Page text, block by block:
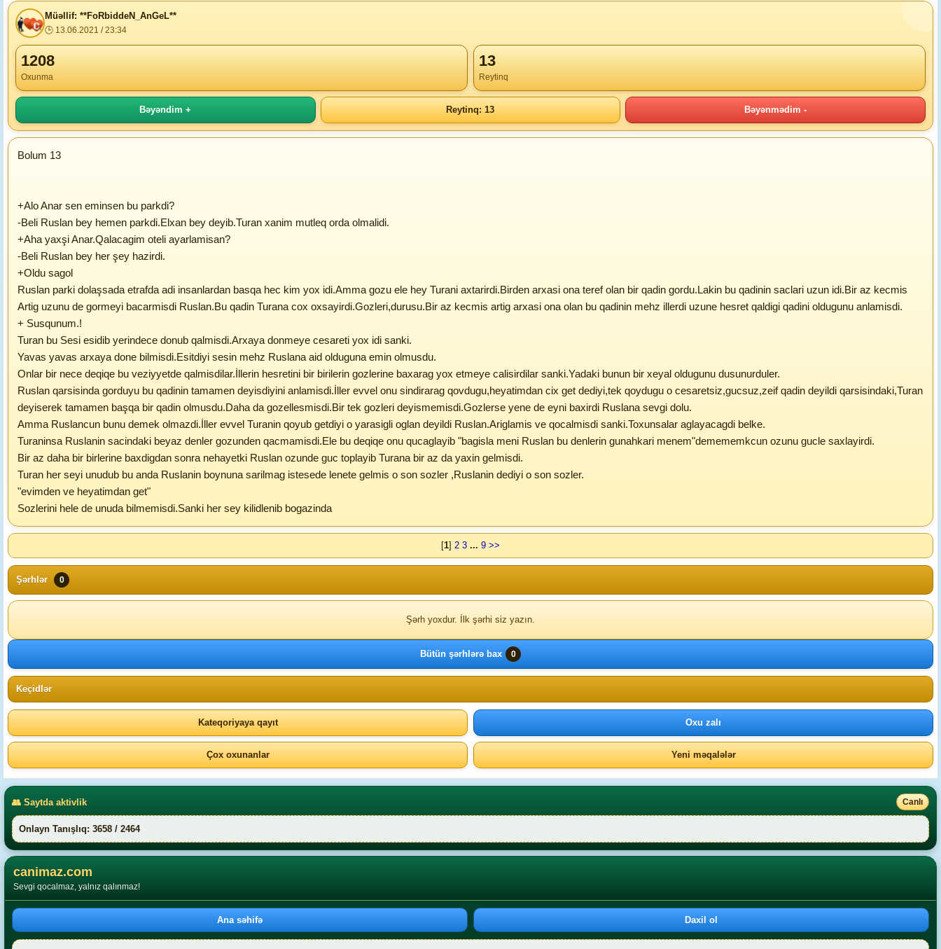
Müəllif: **FoRbiddeN_AnGeL**
🕒 13.06.2021 / 23:34
1208
Oxunma
13
Reytinq
Bəyəndim + Reytinq: 13 Bəyənmədim -
Bolum 13
+Alo Anar sen eminsen bu parkdi?
-Beli Ruslan bey hemen parkdi.Elxan bey deyib.Turan xanim mutleq orda olmalidi.
+Aha yaxşi Anar.Qalacagim oteli ayarlamisan?
-Beli Ruslan bey her şey hazirdi.
+Oldu sagol
Ruslan parki dolaşsada etrafda adi insanlardan basqa hec kim yox idi.Amma gozu ele hey Turani axtarirdi.Birden arxasi ona teref olan bir qadin gordu.Lakin bu qadinin saclari uzun idi.Bir az kecmis
Artig uzunu de gormeyi bacarmisdi Ruslan.Bu qadin Turana cox oxsayirdi.Gozleri,durusu.Bir az kecmis artig arxasi ona olan bu qadinin mehz illerdi uzune hesret qaldigi qadini oldugunu anlamisdi.
+ Susqunum.!
Turan bu Sesi esidib yerindece donub qalmisdi.Arxaya donmeye cesareti yox idi sanki.
Yavas yavas arxaya done bilmisdi.Esitdiyi sesin mehz Ruslana aid olduguna emin olmusdu.
Onlar bir nece deqiqe bu veziyyetde qalmisdilar.İllerin hesretini bir birilerin gozlerine baxarag yox etmeye calisirdilar sanki.Yadaki bunun bir xeyal oldugunu dusunurduler.
Ruslan qarsisinda gorduyu bu qadinin tamamen deyisdiyini anlamisdi.İller evvel onu sindirarag qovdugu,heyatimdan cix get dediyi,tek qoydugu o cesaretsiz,gucsuz,zeif qadin deyildi qarsisindaki,Turan
deyiserek tamamen başqa bir qadin olmusdu.Daha da gozellesmisdi.Bir tek gozleri deyismemisdi.Gozlerse yene de eyni baxirdi Ruslana sevgi dolu.
Amma Ruslancun bunu demek olmazdi.İller evvel Turanin qoyub getdiyi o yarasigli oglan deyildi Ruslan.Ariglamis ve qocalmisdi sanki.Toxunsalar aglayacagdi belke.
Turaninsa Ruslanin sacindaki beyaz denler gozunden qacmamisdi.Ele bu deqiqe onu qucaglayib "bagisla meni Ruslan bu denlerin gunahkari menem"demememkcun ozunu gucle saxlayirdi.
Bir az daha bir birlerine baxdigdan sonra nehayetki Ruslan ozunde guc toplayib Turana bir az da yaxin gelmisdi.
Turan her seyi unudub bu anda Ruslanin boynuna sarilmag istesede lenete gelmis o son sozler ,Ruslanin dediyi o son sozler.
"evimden ve heyatimdan get"
Sozlerini hele de unuda bilmemisdi.Sanki her sey kilidlenib bogazinda
[1] 2 3 ... 9 >>
Şərhlər 0
Şərh yoxdur. İlk şərhi siz yazın.
Bütün şərhlərə bax 0
Keçidlər
Kateqoriyaya qayıt Oxu zalı
Çox oxunanlar Yeni məqalələr
👥 Saytda aktivlik Canlı
Onlayn Tanışlıq: 3658 / 2464
canimaz.com
Sevgi qocalmaz, yalnız qalınmaz!
Ana səhifə Daxil ol